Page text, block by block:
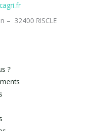
– 32400 RISCLE
?